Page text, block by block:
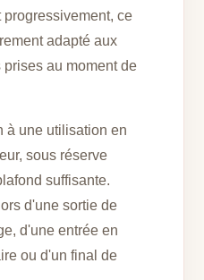
progressivement, ce
adapté aux
au moment de
à une utilisation en
sous réserve
suffisante.
d'une sortie de
d'une entrée en
ou d'un final de